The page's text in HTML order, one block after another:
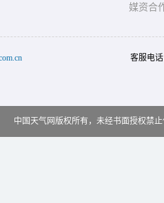
媒资合
客服电
中国天气网版权所有，未经书面授权